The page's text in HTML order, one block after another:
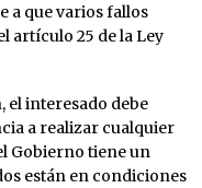
a que varios fallos
artículo 25 de la Ley
el interesado debe
a realizar cualquier
Gobierno tiene un
están en condiciones